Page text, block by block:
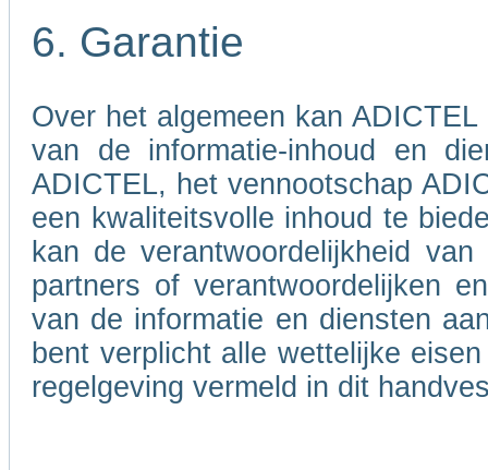
6. Garantie
Over het algemeen kan
van de informatie-inhoud en
ADICTEL, het vennootschap
een kwaliteitsvolle inhoud te
kan de verantwoordelijkheid
partners of verantwoordelijken
van de informatie en diensten
bent verplicht alle wettelijke
regelgeving vermeld in dit